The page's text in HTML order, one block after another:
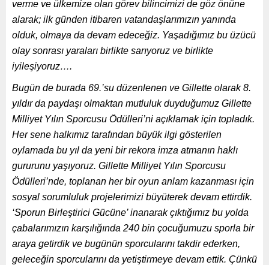
verme ve ülkemize olan görev bilincimizi de göz önüne
alarak; ilk günden itibaren vatandaşlarımızın yanında
olduk, olmaya da devam edeceğiz. Yaşadığımız bu üzücü
olay sonrası yaraları birlikte sarıyoruz ve birlikte
iyileşiyoruz….
Bugün de burada 69.’su düzenlenen ve Gillette olarak 8.
yıldır da paydaşı olmaktan mutluluk duyduğumuz Gillette
Milliyet Yılın Sporcusu Ödülleri’ni açıklamak için topladık.
Her sene halkımız tarafından büyük ilgi gösterilen
oylamada bu yıl da yeni bir rekora imza atmanın haklı
gururunu yaşıyoruz. Gillette Milliyet Yılın Sporcusu
Ödülleri’nde, toplanan her bir oyun anlam kazanması için
sosyal sorumluluk projelerimizi büyüterek devam ettirdik.
‘Sporun Birleştirici Gücüne’ inanarak çıktığımız bu yolda
çabalarımızın karşılığında 240 bin çocuğumuzu sporla bir
araya getirdik ve bugünün sporcularını takdir ederken,
geleceğin sporcularını da yetiştirmeye devam ettik. Çünkü